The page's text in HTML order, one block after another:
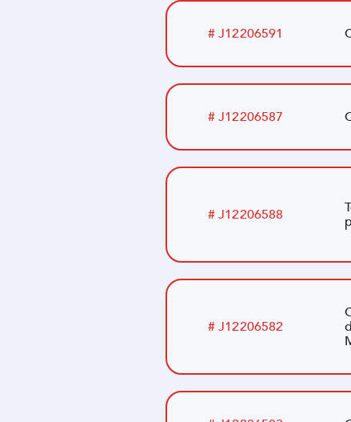
# J12206591
# J12206587
# J12206588
# J12206582